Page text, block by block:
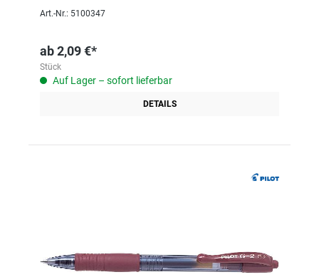
Art.-Nr.: 5100347
ab2,09 €*
Stück
Auf Lager – sofort lieferbar
DETAILS